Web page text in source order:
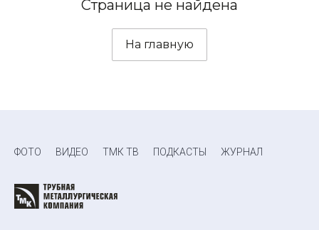
Страница не найдена
На главную
ФОТО ВИДЕО ТМК ТВ ПОДКАСТЫ ЖУРНАЛ